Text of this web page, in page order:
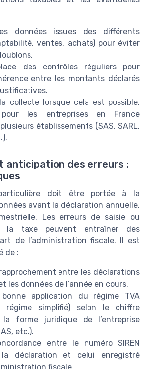
données issues des différents
ventes, achats) pour éviter
des contrôles réguliers pour
entre les montants déclarés
collecte lorsque cela est possible,
pour les entreprises en France
établissements (SAS, SARL,
anticipation des erreurs :
doit être portée à la
avant la déclaration annuelle,
Les erreurs de saisie ou
la taxe peuvent entraîner des
de l’administration fiscale. Il est
de :
entre les déclarations
les données de l’année en cours.
application du régime TVA
régime simplifié) selon le chiffre
la forme juridique de l’entreprise
etc.).
entre le numéro SIREN
déclaration et celui enregistré
fiscale.